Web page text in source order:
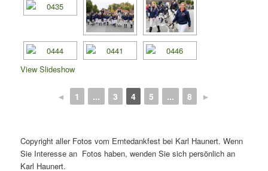
View Slideshow
◄ 1 ... 3 4 5 ... 8 ►
Copyright aller Fotos vom Erntedankfest bei Karl Haunert. Wenn
Sie Interesse an Fotos haben, wenden Sie sich persönlich an
Karl Haunert.